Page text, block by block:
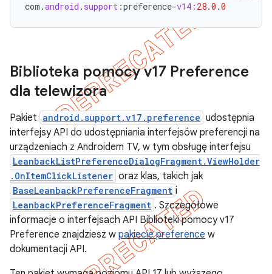
com .android . support :preference-v14: 28.0 .0
Biblioteka pomocy v17 Preference
dla telewizora
Pakiet android.support.v17.preference udostępnia
interfejsy API do udostępniania interfejsów preferencji na
urządzeniach z Androidem TV, w tym obsługę interfejsu
LeanbackListPreferenceDialogFragment.ViewHolder
.OnItemClickListener oraz klas, takich jak
BaseLeanbackPreferenceFragment i
LeanbackPreferenceFragment . Szczegółowe
informacje o interfejsach API Biblioteki pomocy v17
Preference znajdziesz w pakiecie preference w
dokumentacji API.